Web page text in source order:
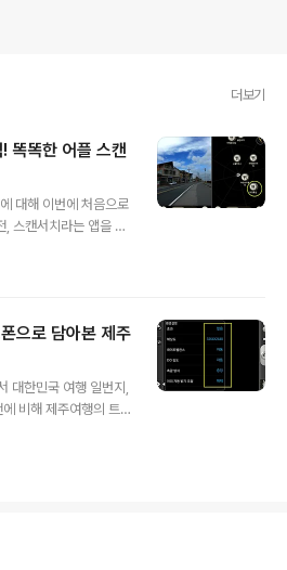
더보기
똑똑한 어플 스캔
대해 이번에 처음으로
, 스캔서치라는 앱을 스
보를 한눈에 알아볼
기도 하였습니다. 먼저
Reality, A
듯합니다. 저도 IT에
은 어렵지만, 우리가
갖는 가상세계를 하나
이라는 정도로만 알고
으로 담아본 제주
대한민국 여행 일번지,
비해 제주여행의 트
. 제주의 여름을 대표
는 것을 좋아하는 저
는 필수품이 있답니